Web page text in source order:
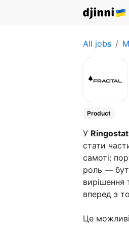
All jobs
Product
У Ringostat
стати
самоті:
роль —
вирішення
вперед з
Це